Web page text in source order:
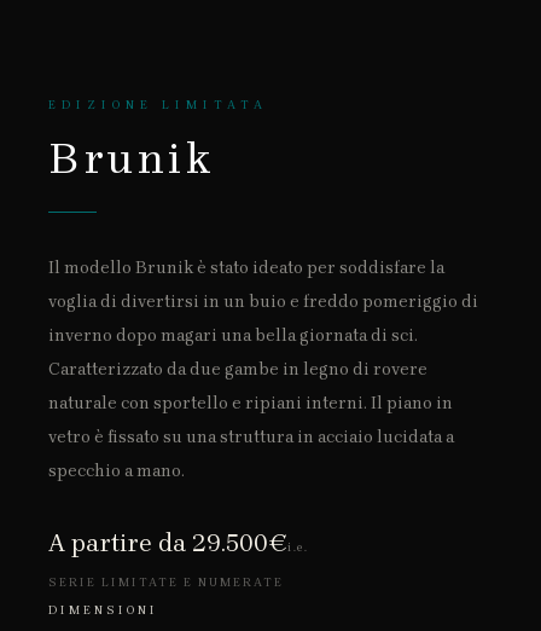
EDIZIONE LIMITATA
Brunik
Il modello Brunik è stato ideato per soddisfare la
voglia di divertirsi in un buio e freddo pomeriggio di
inverno dopo magari una bella giornata di sci.
Caratterizzato da due gambe in legno di rovere
naturale con sportello e ripiani interni. Il piano in
vetro è fissato su una struttura in acciaio lucidata a
specchio a mano.
A partire da 29.500€i.e.
SERIE LIMITATE E NUMERATE
DIMENSIONI